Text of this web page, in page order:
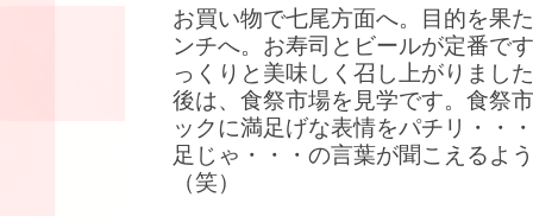
お買い物で七尾方面へ。目的を果
ンチへ。お寿司とビールが定番で
っくりと美味しく召し上がりまし
後は、食祭市場を見学です。食祭
ックに満足げな表情をパチリ・・
足じゃ・・・の言葉が聞こえる
（笑）